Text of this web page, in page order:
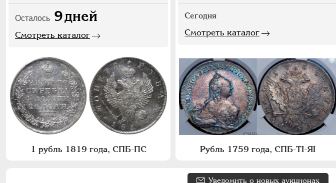
Осталось 9дней
Смотреть каталог
1 рубль 1819 года, СПБ-ПС
Сегодня
Смотреть каталог
Рубль 1759 года, СПБ-ТI-ЯI
Уведомить о новых аукционах